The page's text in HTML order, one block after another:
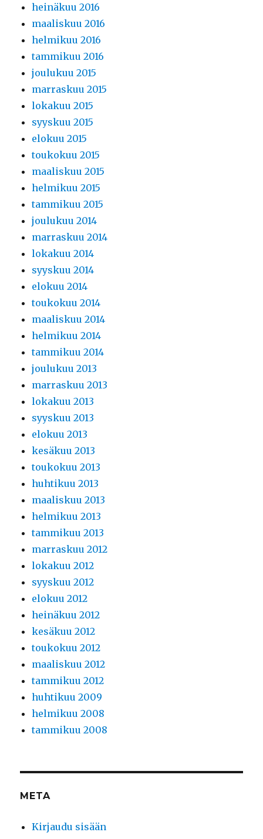
heinäkuu 2016
maaliskuu 2016
helmikuu 2016
tammikuu 2016
joulukuu 2015
marraskuu 2015
lokakuu 2015
syyskuu 2015
elokuu 2015
toukokuu 2015
maaliskuu 2015
helmikuu 2015
tammikuu 2015
joulukuu 2014
marraskuu 2014
lokakuu 2014
syyskuu 2014
elokuu 2014
toukokuu 2014
maaliskuu 2014
helmikuu 2014
tammikuu 2014
joulukuu 2013
marraskuu 2013
lokakuu 2013
syyskuu 2013
elokuu 2013
kesäkuu 2013
toukokuu 2013
huhtikuu 2013
maaliskuu 2013
helmikuu 2013
tammikuu 2013
marraskuu 2012
lokakuu 2012
syyskuu 2012
elokuu 2012
heinäkuu 2012
kesäkuu 2012
toukokuu 2012
maaliskuu 2012
tammikuu 2012
huhtikuu 2009
helmikuu 2008
tammikuu 2008
META
Kirjaudu sisään